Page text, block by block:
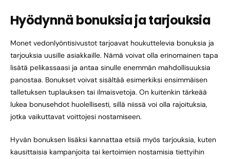
Hyödynnä bonuksia ja tarjouksia
Monet vedonlyöntisivustot tarjoavat houkuttelevia bonuksia ja
tarjouksia uusille asiakkaille. Nämä voivat olla erinomainen tapa
lisätä pelikassaasi ja antaa sinulle enemmän mahdollisuuksia
panostaa. Bonukset voivat sisältää esimerkiksi ensimmäisen
talletuksen tuplauksen tai ilmaisvetoja. On kuitenkin tärkeää
lukea bonusehdot huolellisesti, sillä niissä voi olla rajoituksia,
jotka vaikuttavat voittojesi nostamiseen.
Hyvän bonuksen lisäksi kannattaa etsiä myös tarjouksia, kuten
kausittaisia kampanjoita tai kertoimien nostamisia tiettyihin